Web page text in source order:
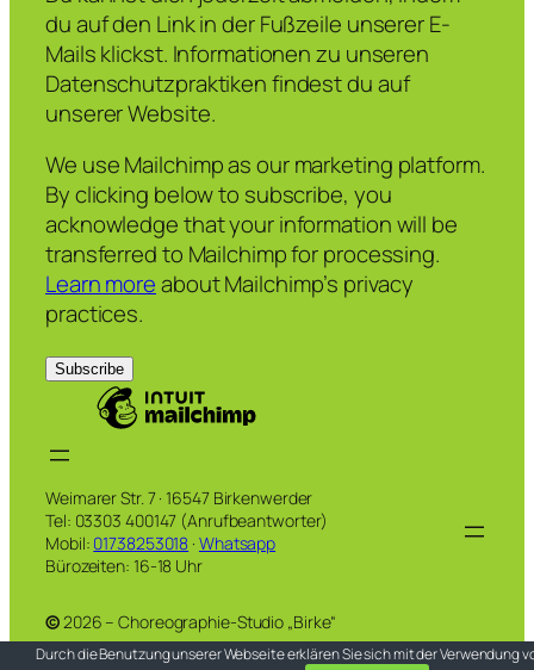
du auf den Link in der Fußzeile unserer E-
Mails klickst. Informationen zu unseren
Datenschutzpraktiken findest du auf
unserer Website.
We use Mailchimp as our marketing platform.
By clicking below to subscribe, you
acknowledge that your information will be
transferred to Mailchimp for processing.
Learn moreabout Mailchimp’s privacy
practices.
Weimarer Str. 7 · 16547 Birkenwerder
Tel: 03303 400147 (Anrufbeantworter)
Mobil: 01738253018 · Whatsapp
Bürozeiten: 16-18 Uhr
©2026 – Choreographie-Studio „Birke“
Durch die Benutzung unserer Webseite erklären Sie sich mit der Verwendung